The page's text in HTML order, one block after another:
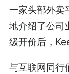
一家头部外卖
地介绍了公司
级开价后，
与互联网同行